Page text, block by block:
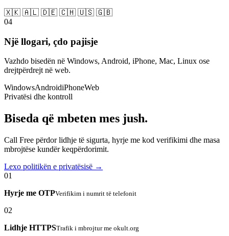
🇽🇰 🇦🇱 🇩🇪 🇨🇭 🇺🇸 🇬🇧
04
Një llogari, çdo pajisje
Vazhdo bisedën në Windows, Android, iPhone, Mac, Linux ose
drejtpërdrejt në web.
WindowsAndroidiPhoneWeb
Privatësi dhe kontroll
Biseda që mbeten mes jush.
Call Free përdor lidhje të sigurta, hyrje me kod verifikimi dhe masa
mbrojtëse kundër keqpërdorimit.
Lexo politikën e privatësisë →
01
Hyrje me OTPVerifikim i numrit të telefonit
02
Lidhje HTTPSTrafik i mbrojtur me okult.org